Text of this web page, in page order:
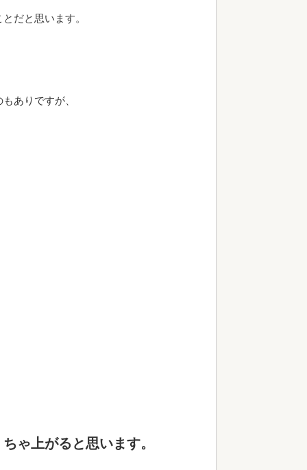
だと思います。
ありですが、
ゃ上がると思います。